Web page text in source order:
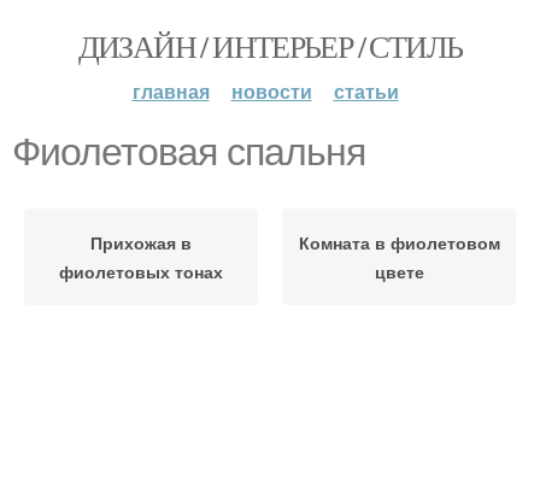
ДИЗАЙН / ИНТЕРЬЕР / СТИЛЬ
главная новости статьи
Фиолетовая спальня
Прихожая в
фиолетовых тонах
Комната в фиолетовом
цвете